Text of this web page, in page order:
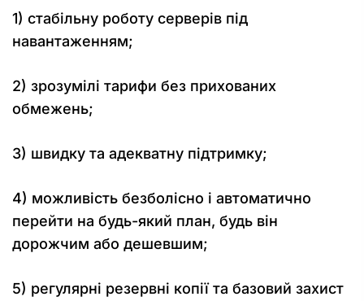
1) стабільну роботу серверів під
навантаженням;
2) зрозумілі тарифи без прихованих
обмежень;
3) швидку та адекватну підтримку;
4) можливість безболісно і автоматично
перейти на будь-який план, будь він
дорожчим або дешевшим;
5) регулярні резервні копії та базовий захист